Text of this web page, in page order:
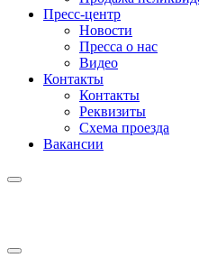
Пресс-центр
Новости
Пресса о нас
Видео
Контакты
Контакты
Реквизиты
Схема проезда
Вакансии